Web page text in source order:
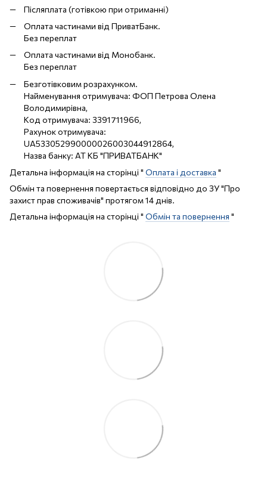
Післяплата (готівкою при отриманні)
Оплата частинами від ПриватБанк.
Без переплат
Оплата частинами від Монобанк.
Без переплат
Безготівковим розрахунком.
Найменування отримувача: ФОП Петрова Олена
Володимирівна,
Код отримувача: 3391711966,
Рахунок отримувача:
UA533052990000026003044912864,
Назва банку: АТ КБ "ПРИВАТБАНК"
Детальна інформація на сторінці " Оплата і доставка "
Обмін та повернення повертається відповідно до ЗУ "Про
захист прав споживачів" протягом 14 днів.
Детальна інформація на сторінці " Обмін та повернення "